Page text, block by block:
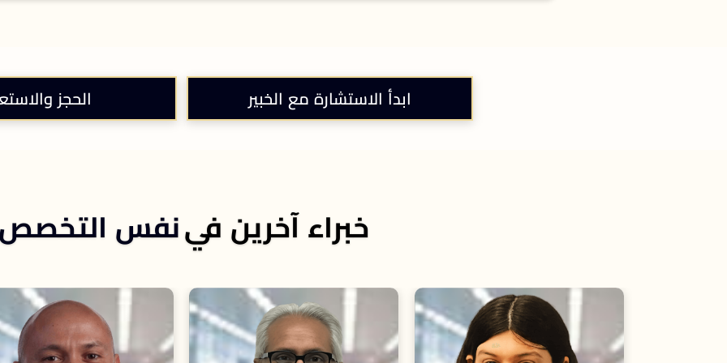
ابدأ الاستشارة مع الخبير الحجز
خبراء آخرين في نفس التخصص